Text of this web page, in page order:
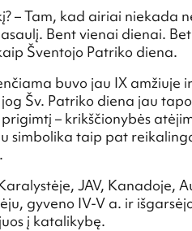
– Tam, kad airiai niekada
Bent vienai dienai.
Šventojo Patriko diena.
buvo jau IX amžiuje
Šv. Patriko diena jau
– krikščionybės
simbolika taip pat
JAV, Kanadoje,
gyveno IV-V a. ir
į katalikybę.